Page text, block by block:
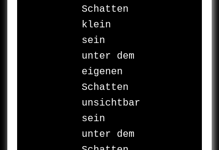
Schatten
klein
sein
unter dem
eigenen
Schatten
unsichtbar
sein
unter dem